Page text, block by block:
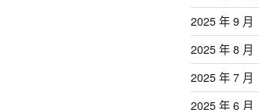
2025 年 9 月
2025 年 8 月
2025 年 7 月
2025 年 6 月